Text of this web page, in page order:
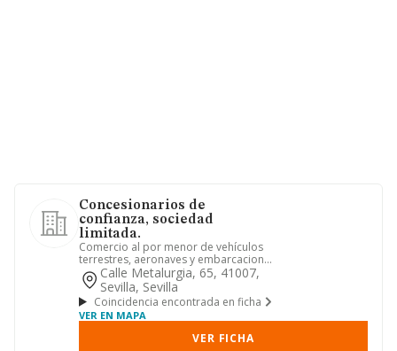
Concesionarios de
confianza, sociedad
limitada.
Comercio al por menor de vehículos
terrestres, aeronaves y embarcaciones
y de maquinaria, accesorio...
Calle Metalurgia, 65, 41007,
Sevilla, Sevilla
Coincidencia encontrada en ficha
VER EN MAPA
VER FICHA